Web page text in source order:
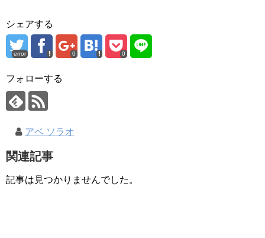
シェアする
error 0 0
フォローする
アベ ソラオ
関連記事
記事は見つかりませんでした。